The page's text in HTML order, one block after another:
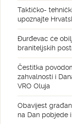
Taktičko-
upoznajte
Đurđevac će
braniteljskih
Čestitka
zahvalnosti i
VRO Oluja
Obavijest
na Dan pobjede